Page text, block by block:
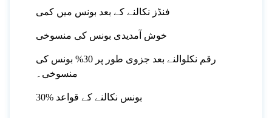
فنڈز نکالنے کے بعد بونس میں کمی
خوش آمدیدی بونس کی منسوخی
رقم نکلوالنے بعد جزوی طور پر 30% بونس کی
منسوخی۔
30% بونس نکالنے کے قواعد